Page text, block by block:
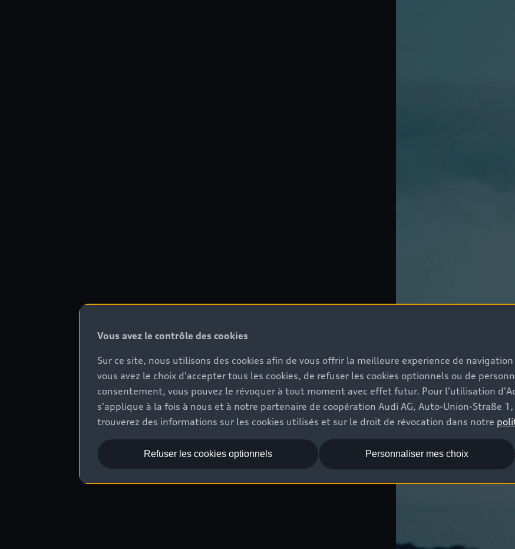
Vous avez le contrôle des cookies
Sur ce site, nous utilisons des cookies afin de vous offrir la meilleure experience de
vous avez le choix d'accepter tous les cookies, de refuser les cookies optionnels ou de
consentement, vous pouvez le révoquer à tout moment avec effet futur. Pour l'utilisation
s'applique à la fois à nous et à notre partenaire de coopération Audi AG, Auto-Union-Straße
trouverez des informations sur les cookies utilisés et sur le droit de révocation dans notre
Refuser les cookies optionnels Personnaliser mes choix